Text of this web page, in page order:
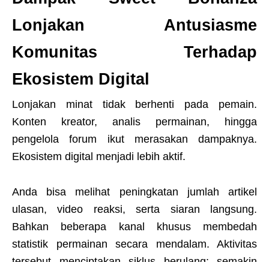
Lonjakan Antusiasme
Komunitas Terhadap
Ekosistem Digital
Lonjakan minat tidak berhenti pada pemain.
Konten kreator, analis permainan, hingga
pengelola forum ikut merasakan dampaknya.
Ekosistem digital menjadi lebih aktif.
Anda bisa melihat peningkatan jumlah artikel
ulasan, video reaksi, serta siaran langsung.
Bahkan beberapa kanal khusus membedah
statistik permainan secara mendalam. Aktivitas